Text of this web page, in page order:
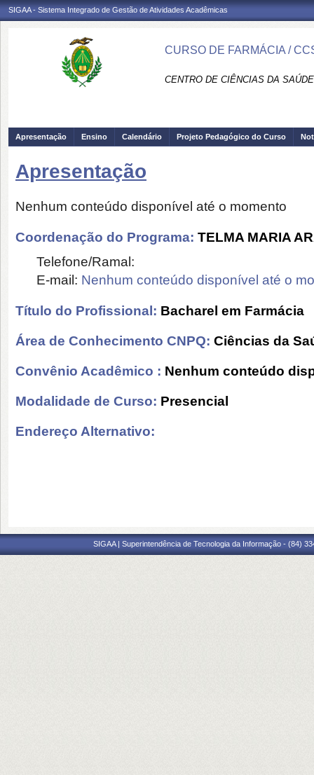
SIGAA - Sistema Integrado de Gestão de Atividades Acadêmicas
CURSO DE FARMÁCIA /
CENTRO DE CIÊNCIAS DA
Apresentação Ensino Calendário Projeto Pedagógico do Curso
Apresentação
Nenhum conteúdo disponível até o momento
Coordenação do Programa: TELMA MARIA
Telefone/Ramal:
E-mail: Nenhum conteúdo disponível até o
Título do Profissional: Bacharel em Farmácia
Área de Conhecimento CNPQ: Ciências da
Convênio Acadêmico : Nenhum conteúdo
Modalidade de Curso: Presencial
Endereço Alternativo:
SIGAA | Superintendência de Tecnologia da Informação - (84)